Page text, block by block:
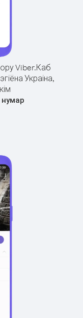
Viber.Каб
Украіна,